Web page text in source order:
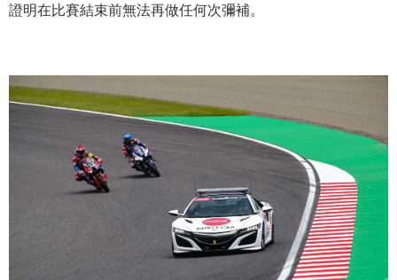
證明在比賽結束前無法再做任何次彌補。